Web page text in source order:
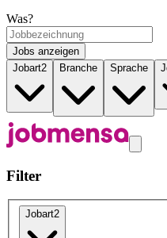
Was?
Jobs anzeigen
Jobart2 Branche Sprache
Filter
Jobart2